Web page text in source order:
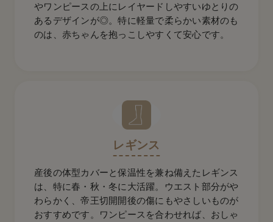
やワンピースの上にレイヤードしやすいゆとりの
あるデザインが◎。特に軽量で柔らかい素材のも
のは、赤ちゃんを抱っこしやすくて安心です。
レギンス
産後の体型カバーと保温性を兼ね備えたレギンス
は、特に春・秋・冬に大活躍。ウエスト部分がや
わらかく、帝王切開開後の傷にもやさしいものが
おすすめです。ワンピースを合わせれば、おしゃ